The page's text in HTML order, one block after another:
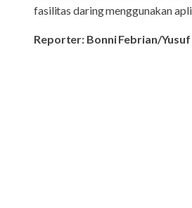
fasilitas daring menggunakan
Reporter: Bonni Febrian/Yusuf